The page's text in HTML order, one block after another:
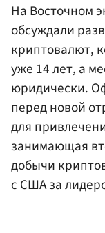
На Восточном
обсуждали
криптовалют,
уже 14 лет, а
юридически.
перед новой
для
занимающая
добычи
сСШАза